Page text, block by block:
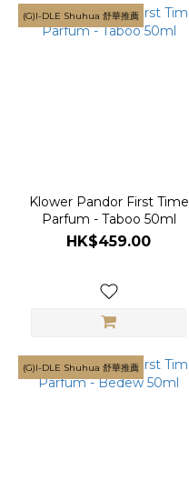
(G)I-DLE Shuhua 舒華推薦
Klower Pandor First Time
Parfum - Taboo 50ml
HK$459.00
(G)I-DLE Shuhua 舒華推薦